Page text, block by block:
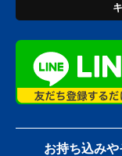
お持ち込みや